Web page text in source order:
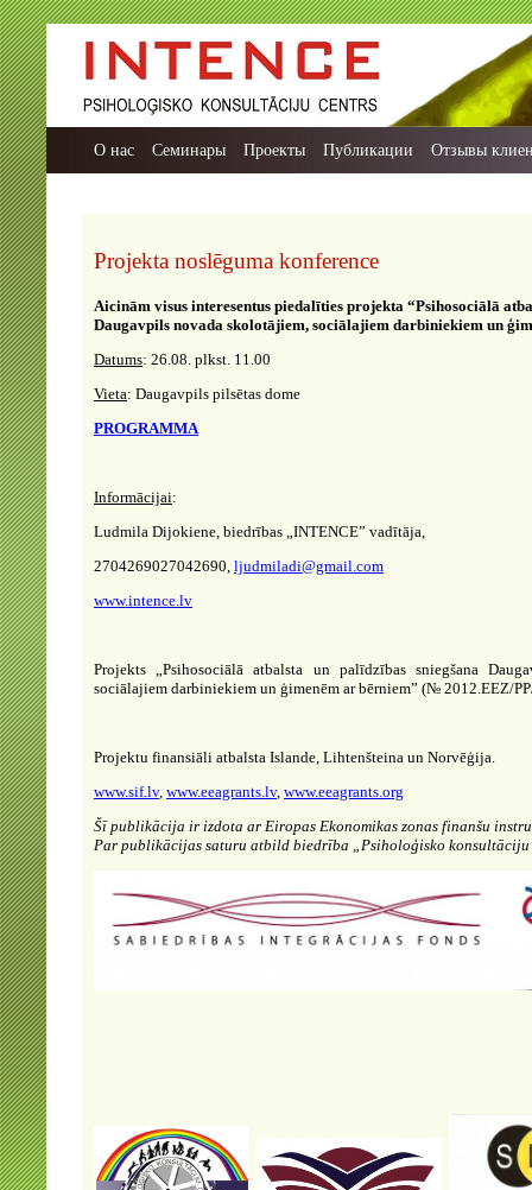
О нас Семинары Проекты Публикации Отзывы
Projekta noslēguma konference
Aicinām visus interesentus piedalīties projekta “Psihosociālā
Daugavpils novada skolotājiem, sociālajiem darbiniekiem un
Datums: 26.08. plkst. 11.00
Vieta: Daugavpils pilsētas dome
PROGRAMMA
Informācijai:
Ludmila Dijokiene, biedrības „INTENCE” vadītāja,
2704269027042690, ljudmiladi@gmail.com
www.intence.lv
Projekts „Psihosociālā atbalsta un palīdzības sniegšana
sociālajiem darbiniekiem un ģimenēm ar bērniem” (№ 2012.EEZ/
Projektu finansiāli atbalsta Islande, Lihtenšteina un Norvēģija.
www.sif.lv, www.eeagrants.lv, www.eeagrants.org
Šī publikācija ir izdota ar Eiropas Ekonomikas zonas finanšu
Par publikācijas saturu atbild biedrība „Psiholoģisko konsultāciju